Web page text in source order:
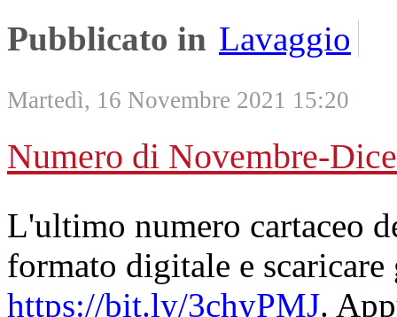
Pubblicato in Lavaggio
Martedì, 16 Novembre 2021 15:20
Numero di Novembre-
L'ultimo numero cartaceo
formato digitale e
https://bit.ly/3chyPMJ.